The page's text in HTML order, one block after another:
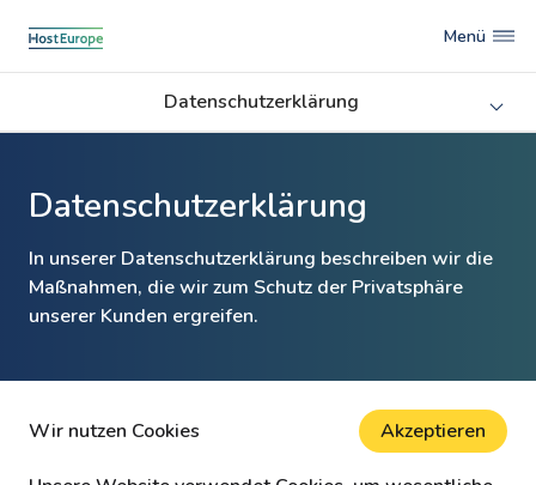
Menü
Datenschutzerklärung
Datenschutzerklärung
In unserer Datenschutzerklärung beschreiben wir die
Maßnahmen, die wir zum Schutz der Privatsphäre
unserer Kunden ergreifen.
Wir nutzen Cookies Akzeptieren